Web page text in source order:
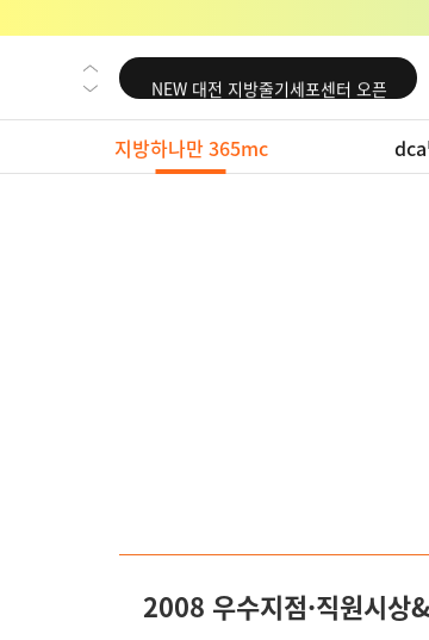
NEW 교대 지방줄기세포센터 오픈
NEW 대전 지방줄기세포센터 오픈
NEW 노원 지방줄기세포센터 오픈
NEW 미국 LA점 오픈
지방하나만 365mc
2008 우수지점·직원시상